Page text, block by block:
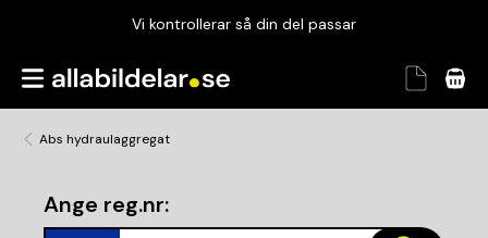
Vi kontrollerar så din del passar
Garanterad passform
Abs hydraulaggregat
Ange reg.nr: